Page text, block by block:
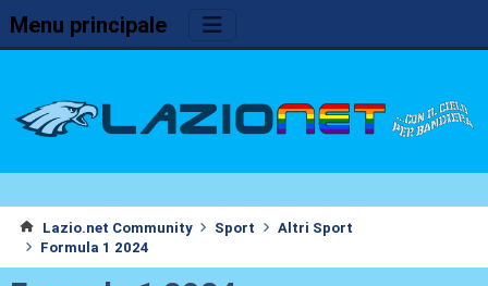
Menu principale
Lazio.net Community Sport
Altri Sport
Formula 1 2024